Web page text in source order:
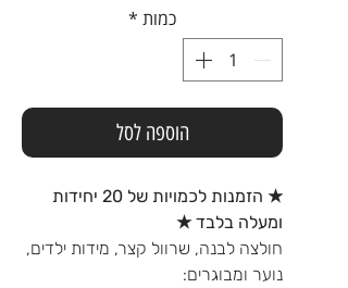
כמות *
הוספה לסל
★ הזמנות לכמויות של 20 יחידות
ומעלה בלבד ★
חולצה לבנה, שרוול קצר, מידות ילדים,
נוער ומבוגרים: